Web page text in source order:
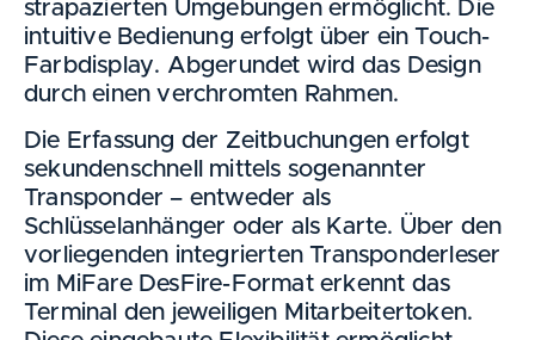
strapazierten Umgebungen ermöglicht. Die
intuitive Bedienung erfolgt über ein Touch-
Farbdisplay. Abgerundet wird das Design
durch einen verchromten Rahmen.
Die Erfassung der Zeitbuchungen erfolgt
sekundenschnell mittels sogenannter
Transponder – entweder als
Schlüsselanhänger oder als Karte. Über den
vorliegenden integrierten Transponderleser
im MiFare DesFire-Format erkennt das
Terminal den jeweiligen Mitarbeitertoken.